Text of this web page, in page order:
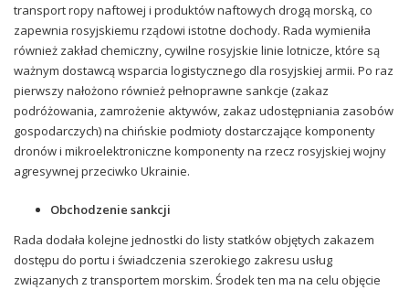
transport ropy naftowej i produktów naftowych drogą morską, co
zapewnia rosyjskiemu rządowi istotne dochody. Rada wymieniła
również zakład chemiczny, cywilne rosyjskie linie lotnicze, które są
ważnym dostawcą wsparcia logistycznego dla rosyjskiej armii. Po raz
pierwszy nałożono również pełnoprawne sankcje (zakaz
podróżowania, zamrożenie aktywów, zakaz udostępniania zasobów
gospodarczych) na chińskie podmioty dostarczające komponenty
dronów i mikroelektroniczne komponenty na rzecz rosyjskiej wojny
agresywnej przeciwko Ukrainie.
Obchodzenie sankcji
Rada dodała kolejne jednostki do listy statków objętych zakazem
dostępu do portu i świadczenia szerokiego zakresu usług
związanych z transportem morskim. Środek ten ma na celu objęcie